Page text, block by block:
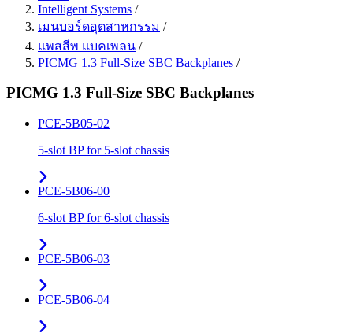
Intelligent Systems /
เมนบอร์ดอุตสาหกรรม /
แพสสีพ แบคเพลน /
PICMG 1.3 Full-Size SBC Backplanes /
PICMG 1.3 Full-Size SBC Backplanes
PCE-5B05-02
5-slot BP for 5-slot chassis
PCE-5B06-00
6-slot BP for 6-slot chassis
PCE-5B06-03
PCE-5B06-04